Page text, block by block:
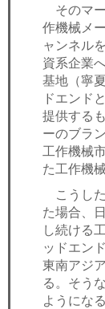
そのマ
作機械メ
ャンネル
資系企業
基地（寧
ドエンド
提供する
ーのブラ
工作機械
た工作機
こうし
た場合、
し続ける
ッドエン
東南アジ
る。そう
ようにな